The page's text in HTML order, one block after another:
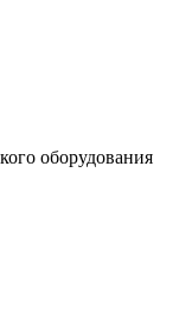
оборудования